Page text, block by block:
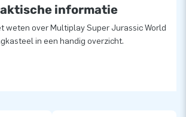
informatie
weten over Multiplay Super Jurassic World
in een handig overzicht.